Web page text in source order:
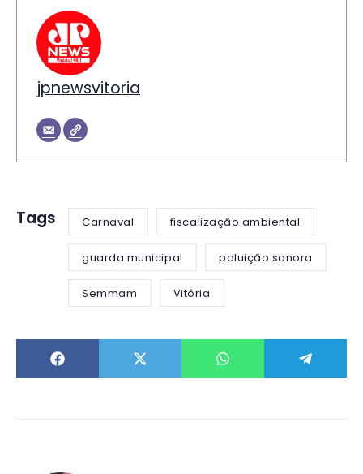
jpnewsvitoria
Tags Carnaval fiscalização ambiental
guarda municipal poluição sonora
Semmam Vitória